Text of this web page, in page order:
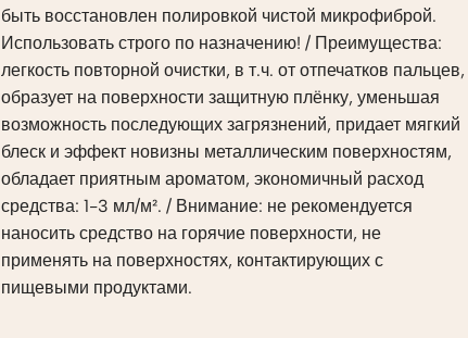
быть восстановлен полировкой чистой микрофиброй.
Использовать строго по назначению! / Преимущества:
легкость повторной очистки, в т.ч. от отпечатков пальцев,
образует на поверхности защитную плёнку, уменьшая
возможность последующих загрязнений, придает мягкий
блеск и эффект новизны металлическим поверхностям,
обладает приятным ароматом, экономичный расход
средства: 1-3 мл/м². / Внимание: не рекомендуется
наносить средство на горячие поверхности, не
применять на поверхностях, контактирующих с
пищевыми продуктами.